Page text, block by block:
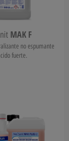
MAK F
no espumante
fuerte.